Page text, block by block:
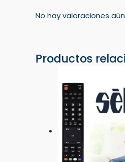
No hay valoraciones
Productos